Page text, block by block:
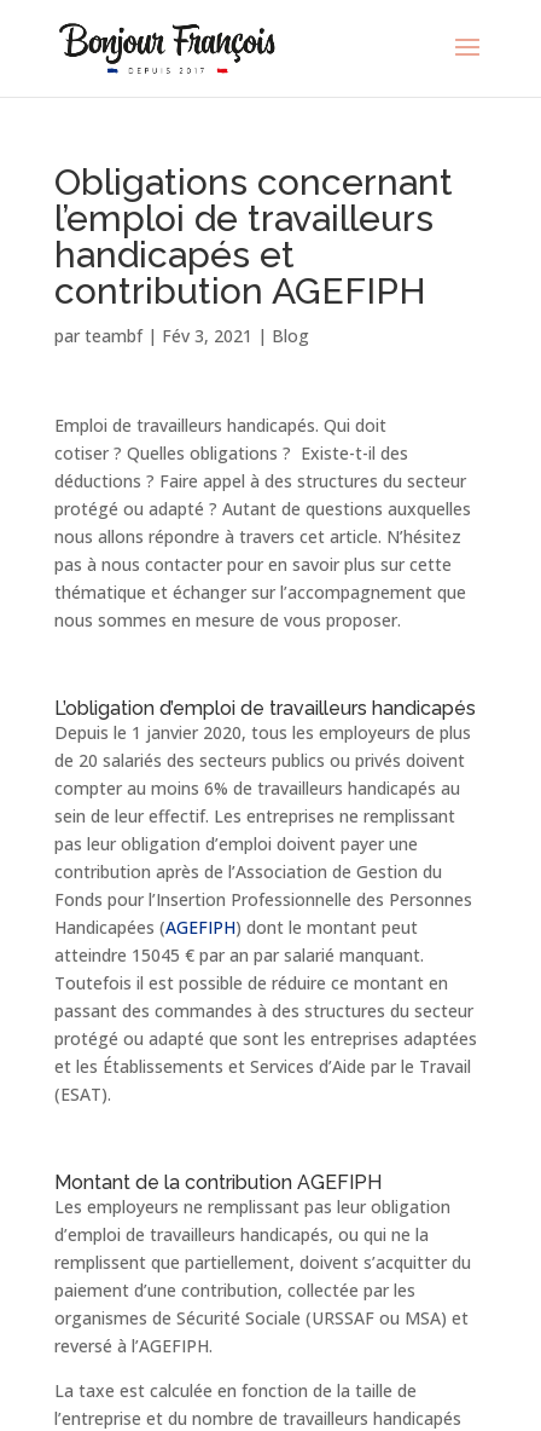
Obligations concernant
l’emploi de travailleurs
handicapés et
contribution AGEFIPH
par teambf| Fév 3, 2021 | Blog
Emploi de travailleurs handicapés. Qui doit
cotiser ? Quelles obligations ? Existe-t-il des
déductions ? Faire appel à des structures du secteur
protégé ou adapté ? Autant de questions auxquelles
nous allons répondre à travers cet article. N’hésitez
pas à nous contacter pour en savoir plus sur cette
thématique et échanger sur l’accompagnement que
nous sommes en mesure de vous proposer.
L’obligation d’emploi de travailleurs handicapés
Depuis le 1 janvier 2020, tous les employeurs de plus
de 20 salariés des secteurs publics ou privés doivent
compter au moins 6% de travailleurs handicapés au
sein de leur effectif. Les entreprises ne remplissant
pas leur obligation d’emploi doivent payer une
contribution après de l’Association de Gestion du
Fonds pour l’Insertion Professionnelle des Personnes
Handicapées (AGEFIPH) dont le montant peut
atteindre 15045 € par an par salarié manquant.
Toutefois il est possible de réduire ce montant en
passant des commandes à des structures du secteur
protégé ou adapté que sont les entreprises adaptées
et les Établissements et Services d’Aide par le Travail
(ESAT).
Montant de la contribution AGEFIPH
Les employeurs ne remplissant pas leur obligation
d’emploi de travailleurs handicapés, ou qui ne la
remplissent que partiellement, doivent s’acquitter du
paiement d’une contribution, collectée par les
organismes de Sécurité Sociale (URSSAF ou MSA) et
reversé à l’AGEFIPH.
La taxe est calculée en fonction de la taille de
l’entreprise et du nombre de travailleurs handicapés